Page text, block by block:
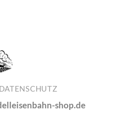
DATENSCHUTZ
shop.de